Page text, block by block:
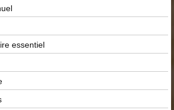
essentiel